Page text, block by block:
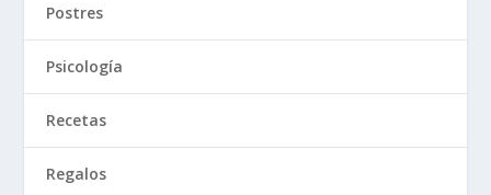
Postres
Psicología
Recetas
Regalos